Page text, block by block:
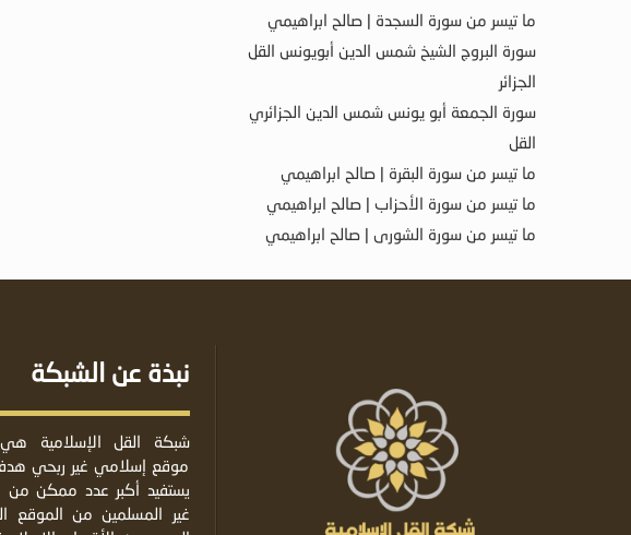
ما تيسر من سورة السجدة | صالح ابراهيمي
سورة البروج الشيخ شمس الدين أبويونس القل
الجزائر
سورة الجمعة أبو يونس شمس الدين الجزائري
القل
ما تيسر من سورة البقرة | صالح ابراهيمي
ما تيسر من سورة الأحزاب | صالح ابراهيمي
ما تيسر من سورة الشورى | صالح ابراهيمي
نبذة عن الشبكة
شبكة القل الإسلامية
موقع إسلامي غير ربحي
يستفيد أكبر عدد ممكن من
غير المسلمين من الموقع